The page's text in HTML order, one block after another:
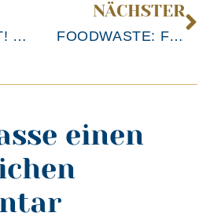
AUFGEPASST! DAS NEUE JAHR WIRD SPIESSIG!
NÄCHSTER
FOODWASTE: FEHMARANER EKKEHARD GALLEI ENGAGIERT SICH
einen